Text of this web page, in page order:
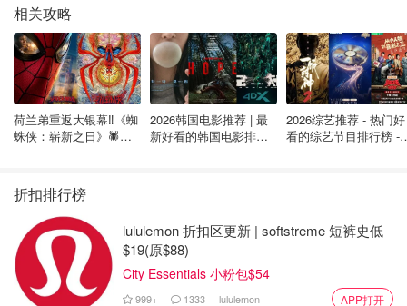
动会相对更小。
如果你担心会晕船，可以考虑出海天数较少的航程，港口密
集型的航线会让你有更多时间上岸游览。另外，你也可以咨
询医生，有不少乘客觉得非处方药、贴片或者防吐腕带可以
缓解晕船的问题。
相关攻略
荷兰弟重返大银幕‼️《蜘
蛛侠：崭新之日》🕷️北
2026韩国电影推荐 | 最
新好看的韩国电影排行
2026综艺推荐 - 热门好
看的综艺节目排行榜 -
折扣排行榜
lululemon 折扣区更新 | softstreme 短裤史低
$19(原$88)
City Essentials 小粉包$54
999+ 1333 lululemon APP打开